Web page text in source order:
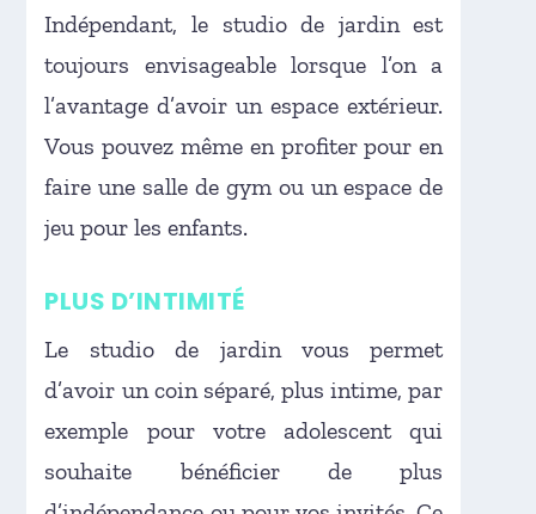
Indépendant, le studio de jardin est
toujours envisageable lorsque l’on a
l’avantage d’avoir un espace extérieur.
Vous pouvez même en profiter pour en
faire une salle de gym ou un espace de
jeu pour les enfants.
PLUS D’INTIMITÉ
Le studio de jardin vous permet
d’avoir un coin séparé, plus intime, par
exemple pour votre adolescent qui
souhaite bénéficier de plus